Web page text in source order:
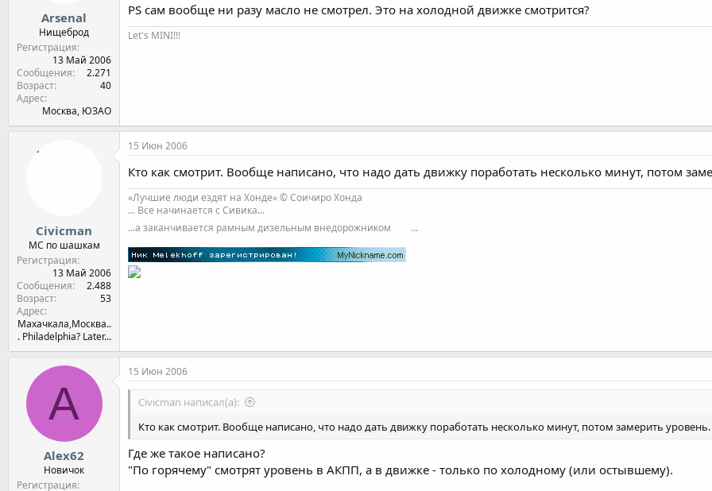
Arsenal
Нищеброд
Регистрация
13 Май 2006
Сообщения
2.271
Возраст
40
Адрес
Москва, ЮЗАО
PS сам вообще ни разу масло не смотрел. Это на холодной движке смотрится?
Let's MINI!!!
Civicman
МС по шашкам
Регистрация
13 Май 2006
Сообщения
2.488
Возраст
53
Адрес
Махачкала,Москва..
. Philadelphia? Later...
15 Июн 2006
Кто как смотрит. Вообще написано, что надо дать движку поработать несколько минут, потом
«Лучшие люди ездят на Хонде» © Соичиро Хонда
... Все начинается с Сивика...
...а заканчивается рамным дизельным внедорожником
...
A
Alex62
Новичок
Регистрация
15 Июн 2006
Civicman написал(а):
Кто как смотрит. Вообще написано, что надо дать движку поработать несколько минут, потом замерить уровень.
Где же такое написано?
"По горячему" смотрят уровень в АКПП, а в движке - только по холодному (или остывшему).